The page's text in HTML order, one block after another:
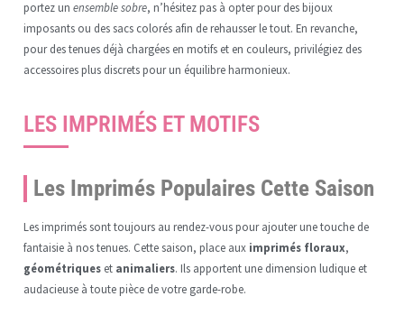
portez un ensemble sobre, n’hésitez pas à opter pour des bijoux
imposants ou des sacs colorés afin de rehausser le tout. En revanche,
pour des tenues déjà chargées en motifs et en couleurs, privilégiez des
accessoires plus discrets pour un équilibre harmonieux.
LES IMPRIMÉS ET MOTIFS
Les Imprimés Populaires Cette Saison
Les imprimés sont toujours au rendez-vous pour ajouter une touche de
fantaisie à nos tenues. Cette saison, place aux imprimés floraux,
géométriqueset animaliers. Ils apportent une dimension ludique et
audacieuse à toute pièce de votre garde-robe.